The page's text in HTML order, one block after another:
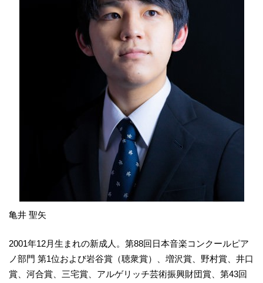
亀井 聖矢
2001年12月生まれの新成人。第88回日本音楽コンクールピア
ノ部門 第1位および岩谷賞（聴衆賞）、増沢賞、野村賞、井口
賞、河合賞、三宅賞、アルゲリッチ芸術振興財団賞、第43回